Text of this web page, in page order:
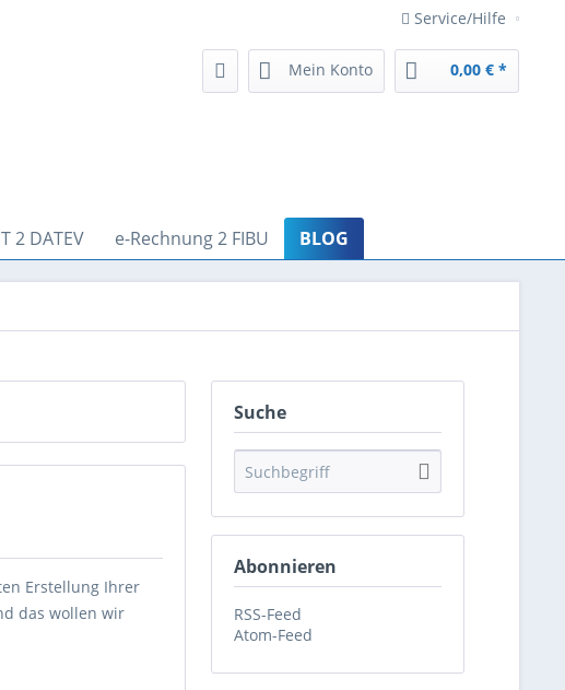
Service/Hilfe
Mein Konto 0,00 € *
2 DATEV e-Rechnung 2 FIBU BLOG
Suche
Abonnieren
RSS-Feed
Atom-Feed
Erstellung Ihrer
das wollen wir